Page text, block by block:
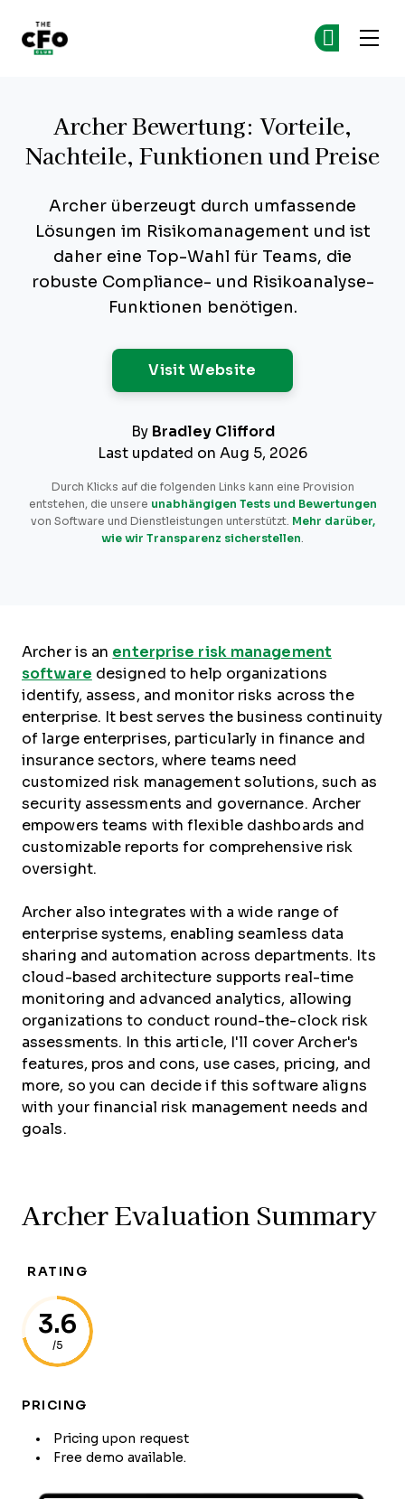
Archer Bewertung: Vorteile,
Nachteile, Funktionen und Preise
Archer überzeugt durch umfassende
Lösungen im Risikomanagement und ist
daher eine Top-Wahl für Teams, die
robuste Compliance- und Risikoanalyse-
Funktionen benötigen.
Visit Website
By Bradley Clifford
Last updated on Aug 5, 2026
Durch Klicks auf die folgenden Links kann eine Provision
entstehen, die unsere unabhängigen Tests und Bewertungen
von Software und Dienstleistungen unterstützt. Mehr darüber,
wie wir Transparenz sicherstellen.
Archer is an enterprise risk management
software designed to help organizations
identify, assess, and monitor risks across the
enterprise. It best serves the business continuity
of large enterprises, particularly in finance and
insurance sectors, where teams need
customized risk management solutions, such as
security assessments and governance. Archer
empowers teams with flexible dashboards and
customizable reports for comprehensive risk
oversight.
Archer also integrates with a wide range of
enterprise systems, enabling seamless data
sharing and automation across departments. Its
cloud-based architecture supports real-time
monitoring and advanced analytics, allowing
organizations to conduct round-the-clock risk
assessments. In this article, I'll cover Archer's
features, pros and cons, use cases, pricing, and
more, so you can decide if this software aligns
with your financial risk management needs and
goals.
Archer Evaluation Summary
RATING
3.6
/5
PRICING
Pricing upon request
Free demo available.